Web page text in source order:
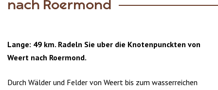
nach Roermond
Lange: 49 km. Radeln Sie uber die Knotenpunckten von
Weert nach Roermond.
Durch Wälder und Felder von Weert bis zum wasserreichen